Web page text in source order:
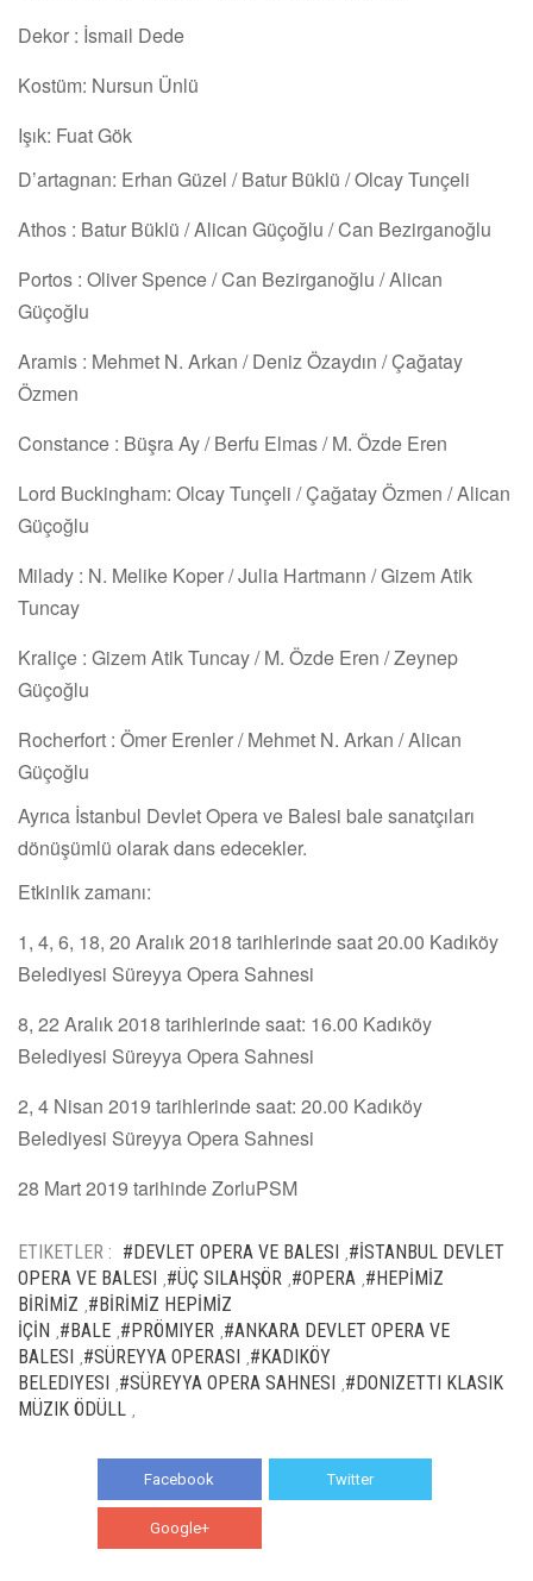
Dekor : İsmail Dede
Kostüm: Nursun Ünlü
Işık: Fuat Gök
D’artagnan: Erhan Güzel / Batur Büklü / Olcay Tunçeli
Athos : Batur Büklü / Alican Güçoğlu / Can Bezirganoğlu
Portos : Oliver Spence / Can Bezirganoğlu / Alican
Güçoğlu
Aramis : Mehmet N. Arkan / Deniz Özaydın / Çağatay
Özmen
Constance : Büşra Ay / Berfu Elmas / M. Özde Eren
Lord Buckingham: Olcay Tunçeli / Çağatay Özmen / Alican
Güçoğlu
Milady : N. Melike Koper / Julia Hartmann / Gizem Atik
Tuncay
Kraliçe : Gizem Atik Tuncay / M. Özde Eren / Zeynep
Güçoğlu
Rocherfort : Ömer Erenler / Mehmet N. Arkan / Alican
Güçoğlu
Ayrıca İstanbul Devlet Opera ve Balesi bale sanatçıları
dönüşümlü olarak dans edecekler.
Etkinlik zamanı:
1, 4, 6, 18, 20 Aralık 2018 tarihlerinde saat 20.00 Kadıköy
Belediyesi Süreyya Opera Sahnesi
8, 22 Aralık 2018 tarihlerinde saat: 16.00 Kadıköy
Belediyesi Süreyya Opera Sahnesi
2, 4 Nisan 2019 tarihlerinde saat: 20.00 Kadıköy
Belediyesi Süreyya Opera Sahnesi
28 Mart 2019 tarihinde ZorluPSM
ETIKETLER : #DEVLET OPERA VE BALESI #İSTANBUL DEVLET
OPERA VE BALESI #ÜÇ SILAHŞÖR #OPERA #HEPİMİZ
BİRİMİZ #BİRİMİZ HEPİMİZ
İÇİN #BALE #PRÖMIYER #ANKARA DEVLET OPERA VE
BALESI #SÜREYYA OPERASI #KADIKÖY
BELEDIYESI #SÜREYYA OPERA SAHNESI #DONIZETTI KLASIK
MÜZIK ÖDÜLL
Facebook Twitter
Google+